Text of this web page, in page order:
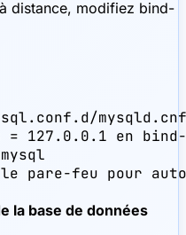
distance, modifiez bind-
mysqld.cnf
= 127.0.0.1 en
le pare-feu pour
la base de données